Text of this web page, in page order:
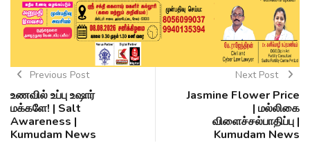
Previous Post
உணவில் உப்பு உஷார்
மக்களே! | Salt
Awareness |
Kumudam News
Next Post
Jasmine Flower Price
| மல்லிகை
விளைச்சல்பாதிப்பு |
Kumudam News